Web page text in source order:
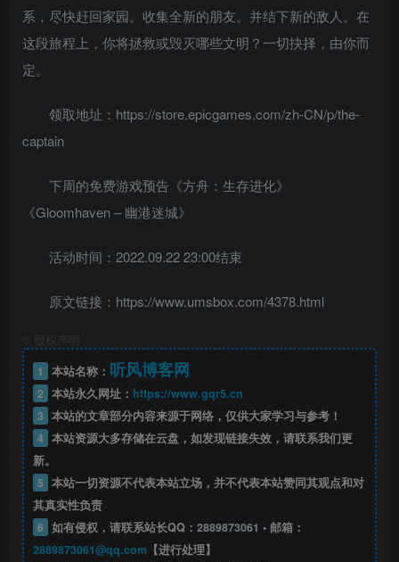
系，尽快赶回家园。收集全新的朋友。并结下新的敌人。在
这段旅程上，你将拯救或毁灭哪些文明？一切抉择，由你而
定。
领取地址：https://store.epicgames.com/zh-CN/p/the-
captain
下周的免费游戏预告《方舟：生存进化》
《Gloomhaven – 幽港迷城》
活动时间：2022.09.22 23:00结束
原文链接：https://www.umsbox.com/4378.html
版权声明
1
本站名称： 听风博客网
2 本站永久网址： https://www.gqr5.cn
3 本站的文章部分内容来源于网络，仅供大家学习与参考！
4 本站资源大多存储在云盘，如发现链接失效，请联系我们更
新。
5 本站一切资源不代表本站立场，并不代表本站赞同其观点和对
其真实性负责
6 如有侵权，请联系站长QQ： 2889873061 • 邮箱：
2889873061@qq.com【进行处理】